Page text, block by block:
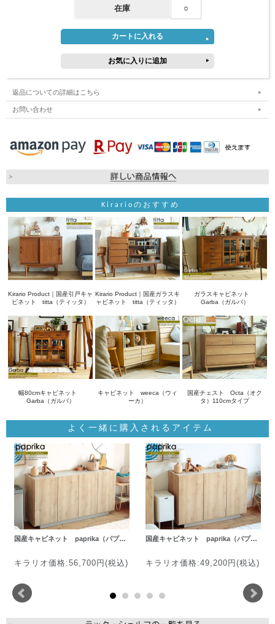
在庫 ○
返品についての詳細はこちら
お問い合わせ
Kirarioのおすすめ
Kirario Product｜国産引戸キャ
ビネット titta（ティッタ）
Kirario Product｜国産ガラスキ
ャビネット titta（ティッタ）
ガラスキャビネット
Garba（ガルバ）
幅80cmキャビネット
Garba（ガルバ）
キャビネット weeca（ウィ
ーカ）
国産チェスト Octa（オク
タ）110cmタイプ
よく一緒に購入されるアイテム
国産キャビネット paprika（パプ…
キラリオ価格:56,700円(税込)
国産キャビネット paprika（パプ…
キラリオ価格:49,200円(税込)